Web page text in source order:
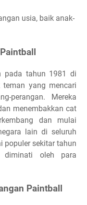
usia, baik anak-
pada tahun 1981 di
teman yang mencari
perangan. Mereka
menembakkan cat
dan mulai
lain di seluruh
populer sekitar tahun
diminati oleh para
Paintball